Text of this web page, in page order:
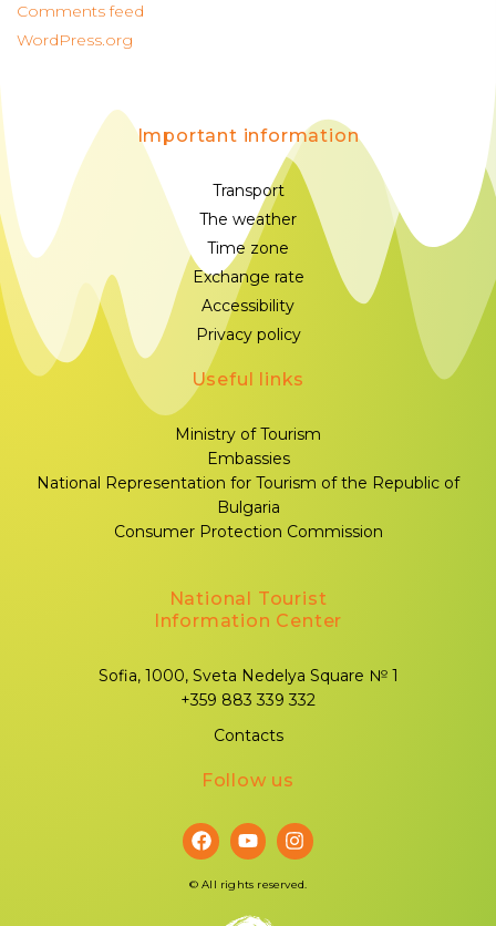
Comments feed
WordPress.org
Important information
Transport
The weather
Time zone
Exchange rate
Accessibility
Privacy policy
Useful links
Ministry of Tourism
Embassies
National Representation for Tourism of the Republic of
Bulgaria
Consumer Protection Commission
National Tourist
Information Center
Sofia, 1000, Sveta Nedelya Square № 1
+359 883 339 332
Contacts
Follow us
© All rights reserved.